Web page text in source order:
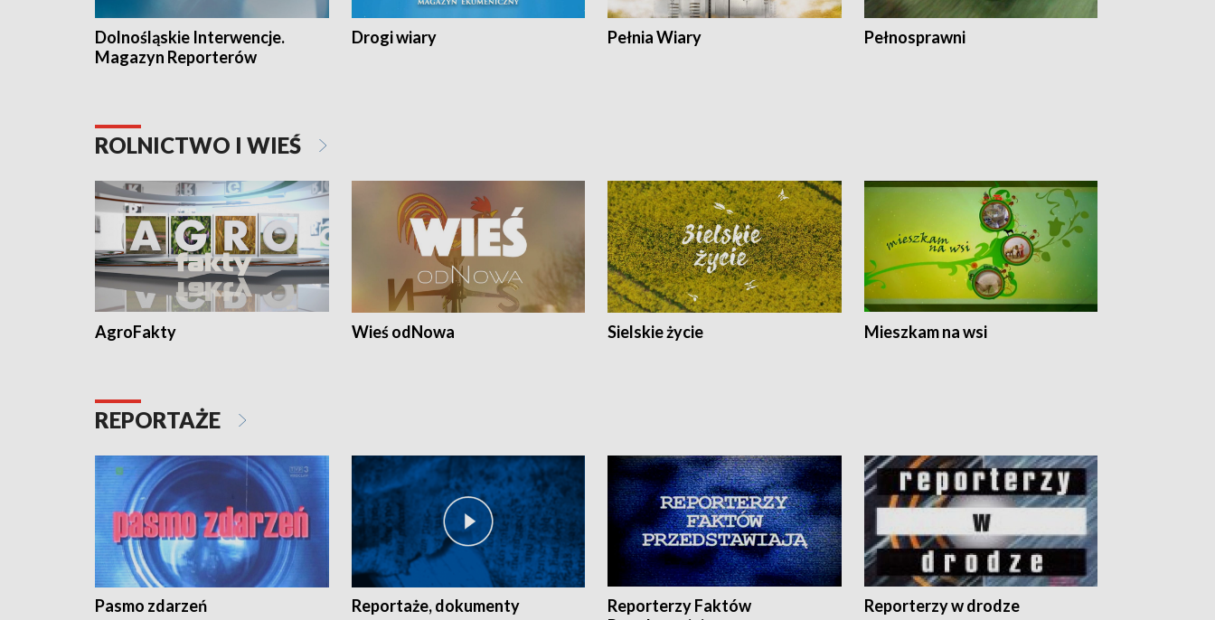
Dolnośląskie Interwencje.
Magazyn Reporterów
Drogi wiary Pełnia Wiary Pełnosprawni
ROLNICTWO I WIEŚ
AgroFakty Wieś odNowa Sielskie życie Mieszkam na wsi
REPORTAŻE
Pasmo zdarzeń Reportaże, dokumenty
Reporterzy Faktów
Reporterzy w drodze